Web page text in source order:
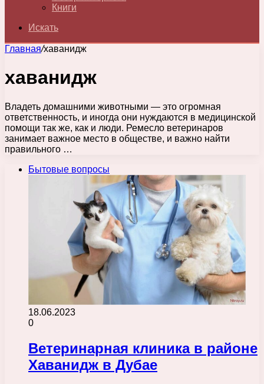
Книги
Искать
Главная/хаванидж
хаванидж
Владеть домашними животными — это огромная
ответственность, и иногда они нуждаются в медицинской
помощи так же, как и люди. Ремесло ветеринаров
занимает важное место в обществе, и важно найти
правильного …
Бытовые вопросы
18.06.2023
0
Ветеринарная клиника в районе
Хаванидж в Дубае